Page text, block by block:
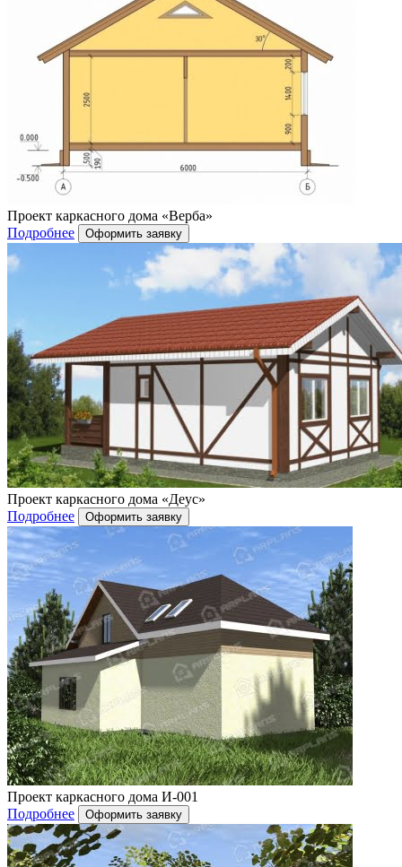
Проект каркасного дома «Верба»
Подробнее
Проект каркасного дома «Деус»
Подробнее
Проект каркасного дома И-001
Подробнее